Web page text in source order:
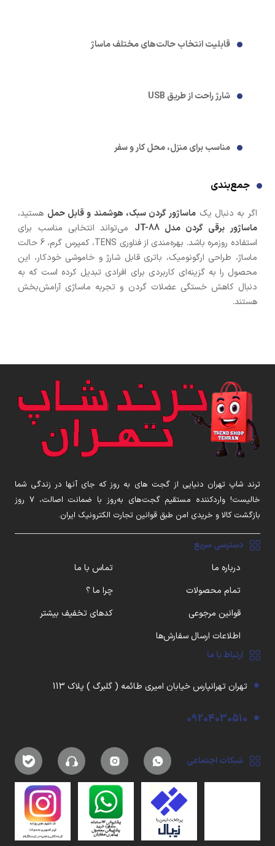
قابلیت انتخاب حالت‌های مختلف ماساژ
شارژ راحت از طریق USB
مناسب برای منزل، محل کار و سفر
جمع‌بندی
اگر به دنبال یک ماساژور گردن سبک، هوشمند و قابل حمل هستید،
ماساژور برقی گردن مدل JT-88
می‌تواند انتخابی مناسب برای
استفاده روزمره باشد. بهره‌مندی از فناوری TENS، کمپرس گرم، 6 حالت
ماساژ، طراحی ارگونومیک، باتری قابل شارژ و خاموشی خودکار، این
محصول را به گزینه‌ای کاربردی برای افرادی تبدیل کرده است که به
دنبال کاهش خستگی عضلات گردن و تجربه ماساژی آرامش‌بخش
هستند.
ترند شاپ تهران دنیایی از گجت های به روز که جای آنها در زندگی شما
خالیست! واردکننده مستقیم گجت‌های به‌روز با ضمانت اصالت، ۷ روز
بازگشت کالا و خریدی امن طبق قوانین تجارت الکترونیک ایران.
دسترسی سریع
درباره ما
تماس با ما
تمام محصولات
چرا ما ؟
قوانین مرجوعی
کدهای تخفیف بیشتر
اطلاعات ارسال سفارش‌ها
ارتباط با ما
تهران تهرانپارس خیابان امیری طائمه ( گلبرگ ) پلاک 113
09204030510
شبکات اجتماعی